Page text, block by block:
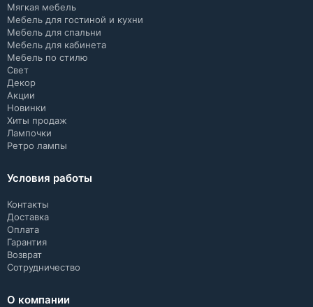
Мягкая мебель
Мебель для гостиной и кухни
Мебель для спальни
Мебель для кабинета
Мебель по стилю
Свет
Декор
Акции
Новинки
Хиты продаж
Лампочки
Ретро лампы
Условия работы
Контакты
Доставка
Оплата
Гарантия
Возврат
Сотрудничество
О компании